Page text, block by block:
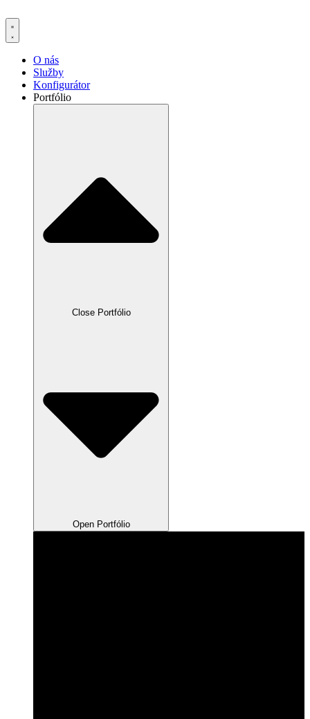
na
obsah
O nás
Služby
Konfigurátor
Portfólio
Close Portfólio
Open Portfólio